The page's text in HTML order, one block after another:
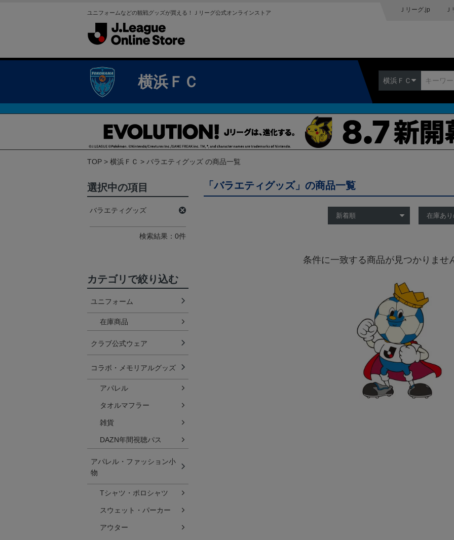
ユニフォームなどの観戦グッズが買える！Ｊリーグ公式オンラインストア Ｊリーグ.jp
横浜ＦＣ 横浜ＦＣ
TOP 横浜ＦＣ バラエティグッズ の商品一覧
「バラエティグッズ」の商品一覧
条件に一致する商品が見つかりませ
選択中の項目
バラエティグッズ
検索結果：0件
カテゴリで絞り込む
ユニフォーム
在庫商品
クラブ公式ウェア
コラボ・メモリアルグッズ
アパレル
タオルマフラー
雑貨
DAZN年間視聴パス
アパレル・ファッション小
物
Tシャツ・ポロシャツ
スウェット・パーカー
アウター